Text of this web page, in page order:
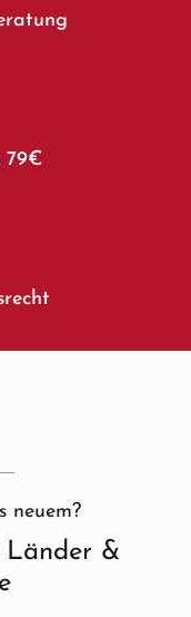
79€
neuem?
Länder &